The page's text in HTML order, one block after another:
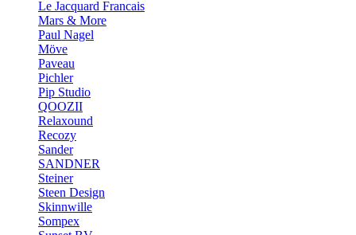
Le Jacquard Francais
Mars & More
Paul Nagel
Möve
Paveau
Pichler
Pip Studio
QOOZII
Relaxound
Recozy
Sander
SANDNER
Steiner
Steen Design
Skinnwille
Sompex